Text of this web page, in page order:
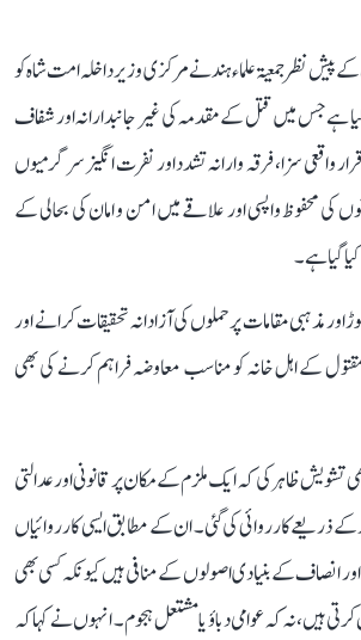
نظر جمعیۃ علماء ہند نے مرکزی وزیر داخلہ امت شاہ کو
ہے جس میں قتل کے مقدمہ کی غیر جانبدارانہ اور شفاف
واقعی سزا، فرقہ وارانہ تشدد اور نفرت انگیز سرگرمیوں
کی محفوظ واپسی اور علاقے میں امن و امان کی بحالی کے
گیا ہے۔
اور مذہبی مقامات پر حملوں کی آزادانہ تحقیقات کرانے اور
کے اہل خانہ کو مناسب معاوضہ فراہم کرنے کی بھی
تشویش ظاہر کی کہ ایک ملزم کے مکان پر قانونی اور عدالتی
ذریعے کارروائی کی گئی۔ ان کے مطابق ایسی کارروائیاں
انصاف کے بنیادی اصولوں کے منافی ہیں کیونکہ کسی بھی
ہیں، نہ کہ عوامی دباؤ یا مشتعل ہجوم۔ انہوں نے کہا کہ